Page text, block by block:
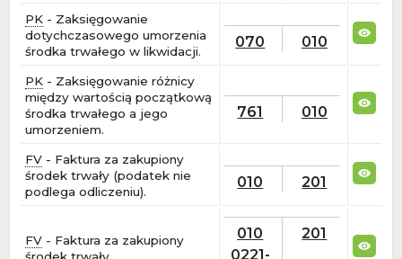
PK - Zaksięgowanie
dotychczasowego umorzenia
środka trwałego w likwidacji.
070 010
PK - Zaksięgowanie różnicy
między wartością początkową
środka trwałego a jego
umorzeniem.
761 010
FV - Faktura za zakupiony
środek trwały (podatek nie
podlega odliczeniu).
010 201
FV - Faktura za zakupiony
010
0221-
201